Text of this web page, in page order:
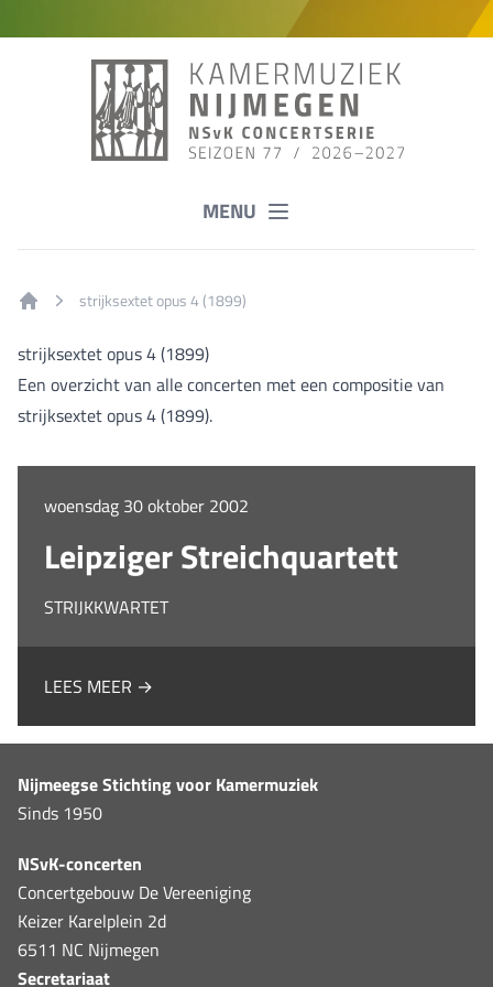
MENU
strijksextet opus 4 (1899)
strijksextet opus 4 (1899)
Een overzicht van alle concerten met een compositie van
strijksextet opus 4 (1899).
woensdag 30 oktober 2002
Leipziger Streichquartett
STRIJKKWARTET
LEES MEER →
Nijmeegse Stichting voor Kamermuziek
Sinds 1950
NSvK-concerten
Concertgebouw De Vereeniging
Keizer Karelplein 2d
6511 NC Nijmegen
Secretariaat